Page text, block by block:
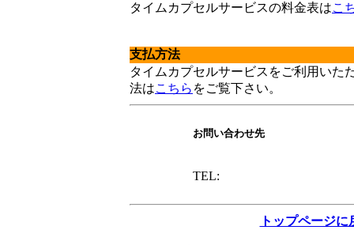
タイムカプセルサービスの料金表はこ
支払方法
タイムカプセルサービスをご利用いた
法はこちら をご覧下さい。
お問い合わせ先
TEL:
トップページに